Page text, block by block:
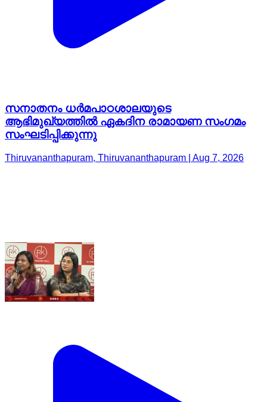
സനാതനം ധര്‍മപാഠശാലയുടെ
ആഭിമുഖ്യത്തിൽ ഏകദിന രാമായണ സംഗമം
സംഘടിപ്പിക്കുന്നു
Thiruvananthapuram, Thiruvananthapuram | Aug 7, 2026